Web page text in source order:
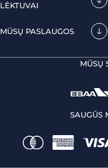
LĖKTUVAI
MŪSŲ PASLAUGOS
MŪSŲ
SAUGŪS